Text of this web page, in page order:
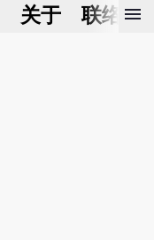
关于 联络我
menu